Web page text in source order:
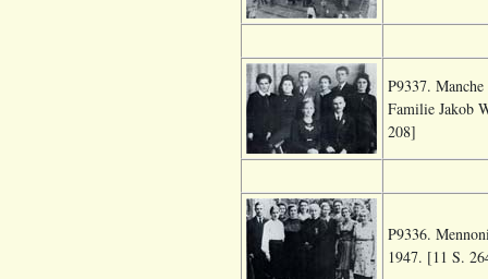
P9337.
Familie Jakob
208]
P9336.
1947. [11 S.